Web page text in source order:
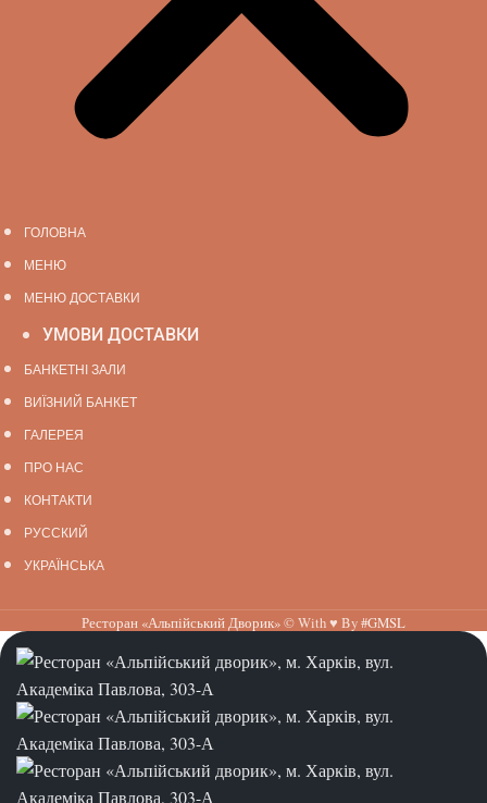
ГОЛОВНА
МЕНЮ
МЕНЮ ДОСТАВКИ
УМОВИ ДОСТАВКИ
БАНКЕТНІ ЗАЛИ
ВИЇЗНИЙ БАНКЕТ
ГАЛЕРЕЯ
ПРО НАС
КОНТАКТИ
РУССКИЙ
УКРАЇНСЬКА
Ресторан «Альпійський Дворик»© With ♥ By#GMSL